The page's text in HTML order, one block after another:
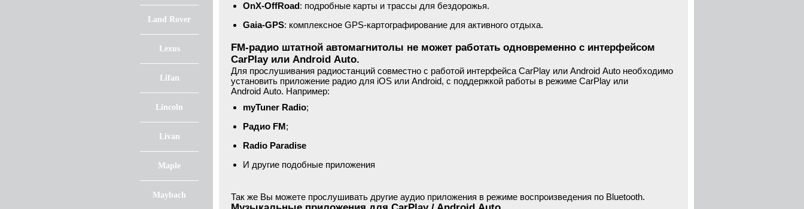
Land Rover
Lexus
Lifan
Lincoln
Livan
Maple
Maybach
OnX-OffRoad: подробные карты и трассы для бездорожья.
Gaia-GPS: комплексное GPS-картографирование для активного отдыха.
FM-радио штатной автомагнитолы не может работать одновременно с интерфейсом
CarPlay или Android Auto.
Для прослушивания радиостанций совместно с работой интерфейса CarPlay или Android Auto необходимо
установить приложение радио для iOS или Android, с поддержкой работы в режиме CarPlay или
Android Auto. Например:
myTuner Radio;
Радио FM;
Radio Paradise
И другие подобные приложения
Так же Вы можете прослушивать другие аудио приложения в режиме воспроизведения по Bluetooth.